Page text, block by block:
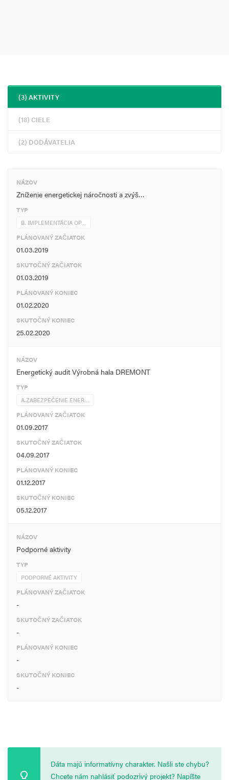
(3) AKTIVITY
(18) CIELE
(2) DODÁVATELIA
NÁZOV
Zníženie energetickej náročnosti a zvýš…
TYP
B. IMPLEMENTÁCIA OP…
PLÁNOVANÝ ZAČIATOK
01.03.2019
SKUTOČNÝ ZAČIATOK
01.03.2019
PLÁNOVANÝ KONIEC
01.02.2020
SKUTOČNÝ KONIEC
25.02.2020
NÁZOV
Energetický audit Výrobná hala DREMONT
TYP
A.ZABEZPEČENIE ENER…
PLÁNOVANÝ ZAČIATOK
01.09.2017
SKUTOČNÝ ZAČIATOK
04.09.2017
PLÁNOVANÝ KONIEC
01.12.2017
SKUTOČNÝ KONIEC
05.12.2017
NÁZOV
Podporné aktivity
TYP
PODPORNÉ AKTIVITY
PLÁNOVANÝ ZAČIATOK
-
SKUTOČNÝ ZAČIATOK
-
PLÁNOVANÝ KONIEC
-
SKUTOČNÝ KONIEC
-
Dáta majú informatívny charakter. Našli ste chybu?
Chcete nám nahlásiť podozrivý projekt? Napíšte